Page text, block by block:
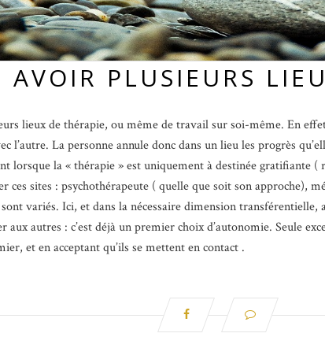
AVOIR PLUSIEURS
lieux de thérapie, ou même de travail sur soi-même. En
La personne annule donc dans un lieu les progrès
lorsque la « thérapie » est uniquement à destinée gratifiante
sites : psychothérapeute ( quelle que soit son approche),
variés. Ici, et dans la nécessaire dimension transférentielle,
autres : c’est déjà un premier choix d’autonomie. Seule
et en acceptant qu’ils se mettent en contact .